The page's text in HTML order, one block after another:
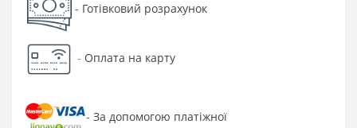
- Готівковий розрахунок
- Оплата на карту
- За допомогою платіжної